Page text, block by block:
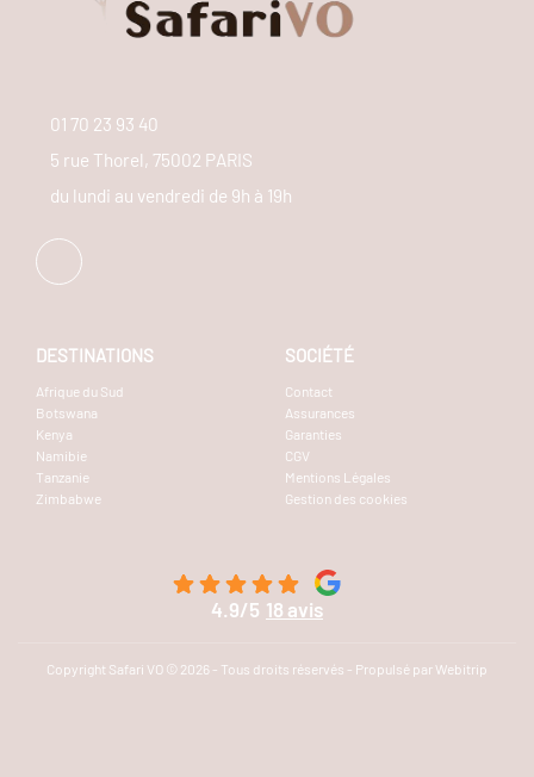
01 70 23 93 40
5 rue Thorel, 75002 PARIS
du lundi au vendredi de 9h à 19h
DESTINATIONS
Afrique du Sud
Botswana
Kenya
Namibie
Tanzanie
Zimbabwe
SOCIÉTÉ
Contact
Assurances
Garanties
CGV
Mentions Légales
Gestion des cookies
4.9/5 18 avis
Copyright Safari VO © 2026 - Tous droits réservés - Propulsé par Webitrip